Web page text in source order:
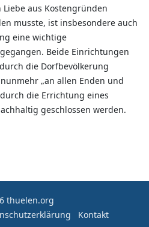
aus Kostengründen
musste, ist insbesondere auch
eine wichtige
Beide Einrichtungen
die Dorfbevölkerung
„an allen Enden und
durch die Errichtung eines
geschlossen werden.
thuelen.org
Kontakt